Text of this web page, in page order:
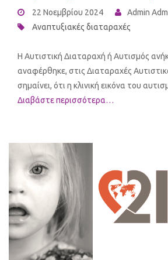
22 Νοεμβρίου 2024
Admin
Αναπτυξιακές διαταραχές
Η Αυτιστική Διαταραχή ή Αυτισμός
αναφέρθηκε, στις Διαταραχές
σημαίνει, ότι η κλινική εικόνα του
Διαβάστε περισσότερα…